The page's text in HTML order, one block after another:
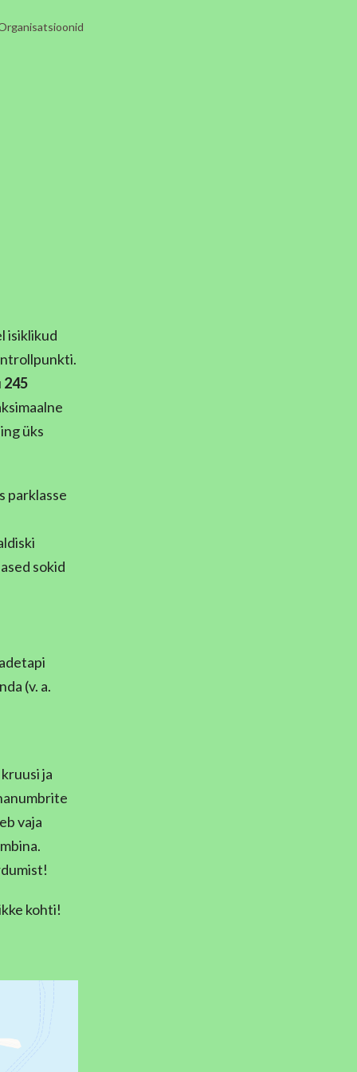
isiklikud
245
üks
parklasse
sokid
(v. a.
ja
vaja
kohti!